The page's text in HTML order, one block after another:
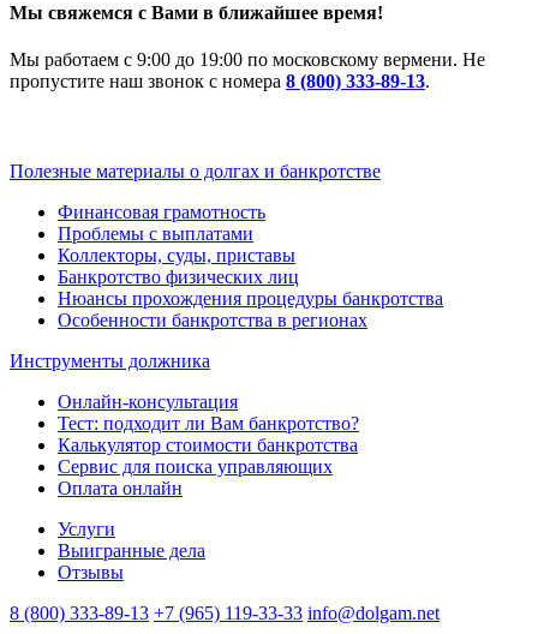
Мы свяжемся с Вами в ближайшее время!
Мы работаем с 9:00 до 19:00 по московскому вермени. Не
пропустите наш звонок с номера 8 (800) 333-89-13.
Полезные материалы о долгах и банкротстве
Финансовая грамотность
Проблемы с выплатами
Коллекторы, суды, приставы
Банкротство физических лиц
Нюансы прохождения процедуры банкротства
Особенности банкротства в регионах
Инструменты должника
Онлайн-консультация
Тест: подходит ли Вам банкротство?
Калькулятор стоимости банкротства
Сервис для поиска управляющих
Оплата онлайн
Услуги
Выигранные дела
Отзывы
8 (800) 333-89-13 +7 (965) 119-33-33 info@dolgam.net